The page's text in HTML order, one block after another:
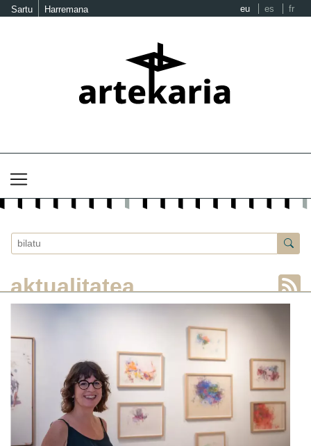
Sartu Harremana eu es fr
aktualitatea